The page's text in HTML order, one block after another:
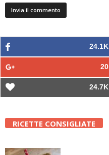
24.1K
20
24.7K
RICETTE CONSIGLIATE